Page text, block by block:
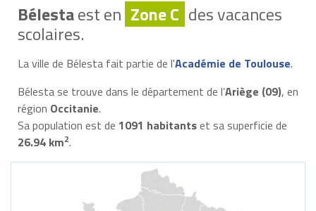
Bélestaest en Zone C des vacances
scolaires.
La ville de Bélesta fait partie de l'Académie de Toulouse.
Bélesta se trouve dans le département de l’Ariège (09), en
région Occitanie.
Sa population est de 1091 habitantset sa superficie de
26.94 km2.